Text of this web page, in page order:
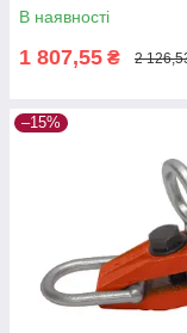
В наявності
1 807,55 ₴ 2
–15%